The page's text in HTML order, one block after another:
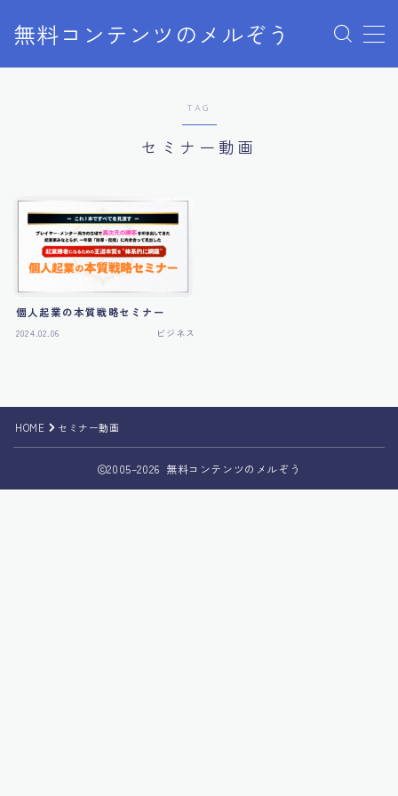
無料コンテンツのメルぞう
MENU
お問い合わせ
TAG
セミナー動画
個人起業の本質戦略セミナー
2024.02.06 ビジネス
HOME セミナー動画
2005–2026 無料コンテンツのメルぞう